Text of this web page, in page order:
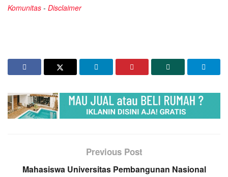
Komunitas - Disclaimer
Previous Post
Mahasiswa Universitas Pembangunan Nasional